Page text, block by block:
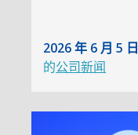
2026 年 6 月 5 日
的公司新闻